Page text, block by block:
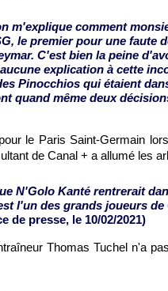
m'explique comment
le premier pour une faute
C'est bien la peine
explication à cette
Pinocchios qui étaient
quand même deux
le Paris Saint-Germain
de Canal + a allumé les
N'Golo Kanté rentrerait
l'un des grands joueurs
de presse, le 10/02/2021)
Thomas Tuchel n'a